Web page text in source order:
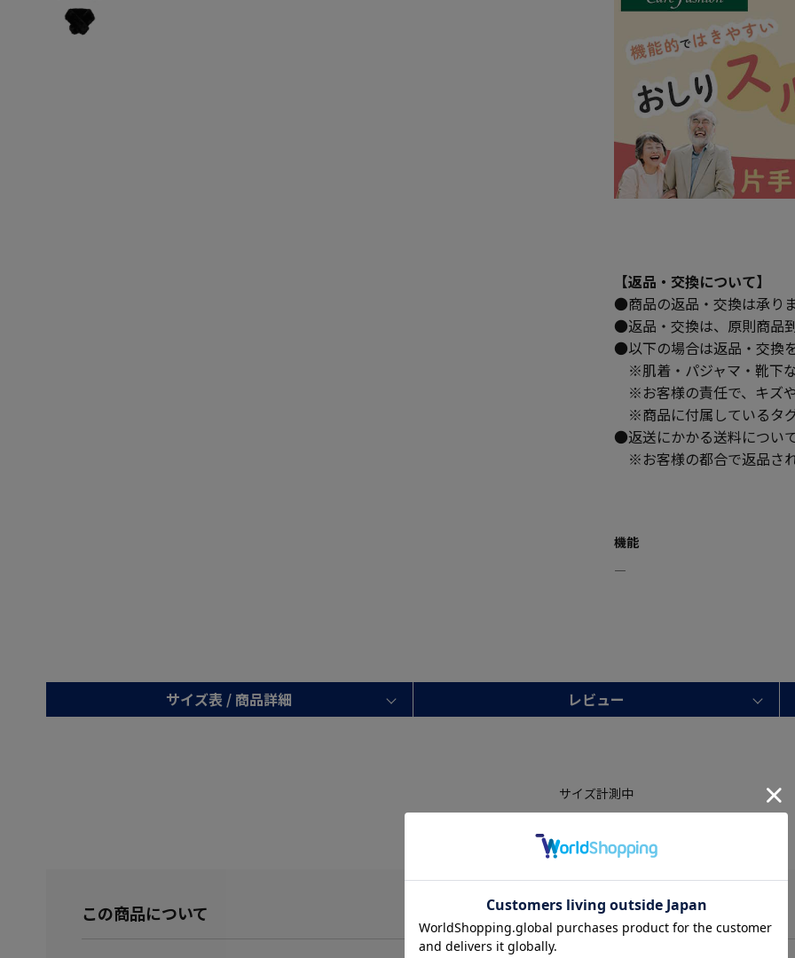
【返品・交換について】
●商品の返品・交換は承り
●返品・交換は、原則商品
●以下の場合は返品・交換
※肌着・パジャマ・靴下
※お客様の責任で、キズ
※商品に付属しているタ
●返送にかかる送料につい
※お客様の都合で返品さ
機能
―
サイズ表 / 商品詳細 レビュー
サイズ計測中
この商品について